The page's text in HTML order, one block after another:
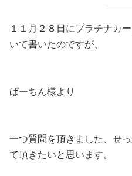
１１月２８日にプラチナカ
いて書いたのですが、
ぱーちん様より
一つ質問を頂きました、せ
て頂きたいと思います。